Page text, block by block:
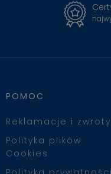
POMOC
Reklamacje i zwroty
Polityka plików
Cookies